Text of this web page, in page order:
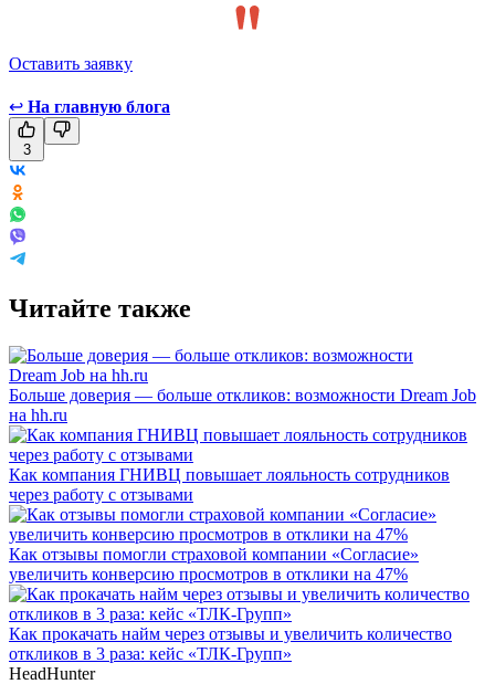
Оставить заявку
↩ На главную блога
3
Читайте также
Больше доверия — больше откликов: возможности Dream Job
на hh.ru
Как компания ГНИВЦ повышает лояльность сотрудников
через работу с отзывами
Как отзывы помогли страховой компании «Согласие»
увеличить конверсию просмотров в отклики на 47%
Как прокачать найм через отзывы и увеличить количество
откликов в 3 раза: кейс «ТЛК-Групп»
HeadHunter